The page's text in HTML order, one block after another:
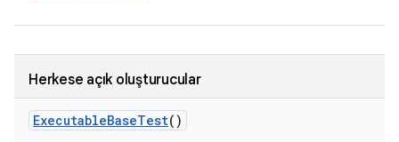
Herkese açık oluşturucular
ExecutableBaseTest()